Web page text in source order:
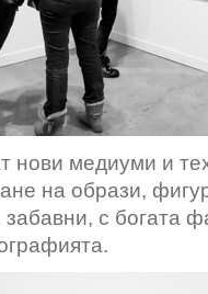
нови медиуми и
на образи,
с богата